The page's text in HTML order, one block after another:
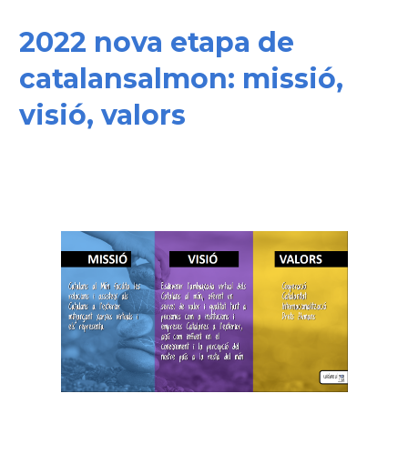
2022 nova etapa de
catalansalmon: missió,
visió, valors